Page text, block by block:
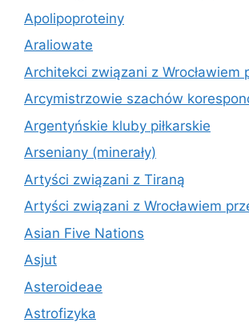
Apolipoproteiny
Araliowate
Architekci związani z Wrocławiem
Arcymistrzowie szachów
Argentyńskie kluby piłkarskie
Arseniany (minerały)
Artyści związani z Tiraną
Artyści związani z Wrocławiem
Asian Five Nations
Asjut
Asteroideae
Astrofizyka